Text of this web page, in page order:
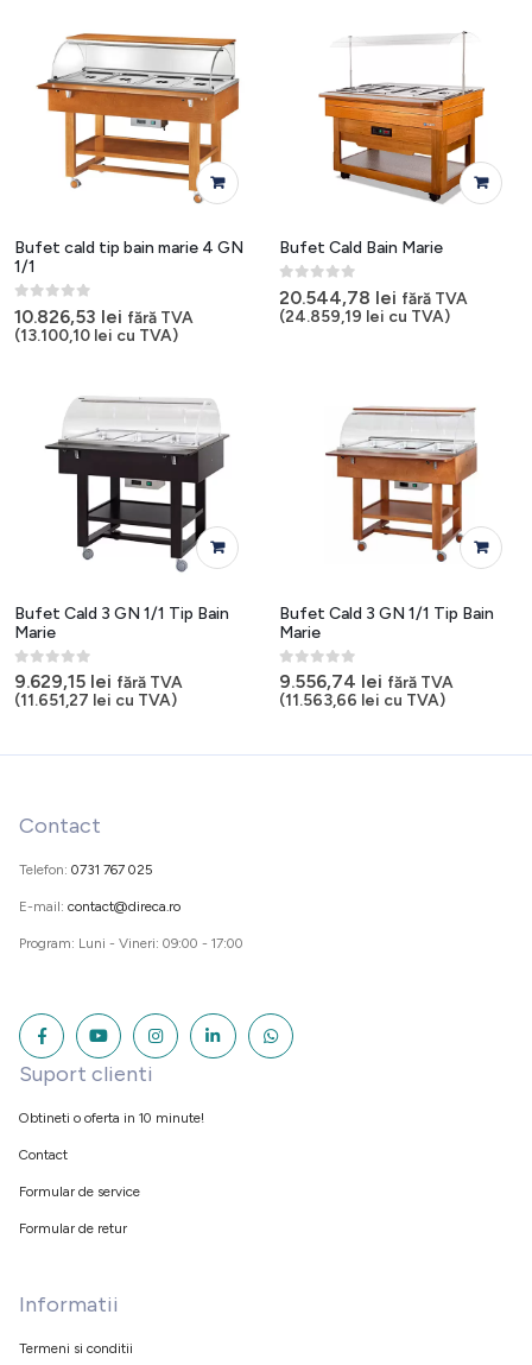
Bufet cald tip bain marie 4 GN
1/1
0out of 5
10.826,53 lei fără TVA
(13.100,10 lei cu TVA)
Bufet Cald Bain Marie
0out of 5
20.544,78 lei fără TVA
(24.859,19 lei cu TVA)
Bufet Cald 3 GN 1/1 Tip Bain
Marie
0out of 5
9.629,15 lei fără TVA
(11.651,27 lei cu TVA)
Bufet Cald 3 GN 1/1 Tip Bain
Marie
0out of 5
9.556,74 lei fără TVA
(11.563,66 lei cu TVA)
Contact
Telefon: 0731 767 025
E-mail: contact@direca.ro
Program: Luni - Vineri: 09:00 - 17:00
Suport clienti
Obtineti o oferta in 10 minute!
Contact
Formular de service
Formular de retur
Informatii
Termeni si conditii